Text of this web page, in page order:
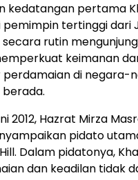
kedatangan pertama
pemimpin tertinggi dari
secara rutin
keimanan
di negara-
2012, Hazrat Mirza
pidato
Dalam pidatonya,
dan keadilan tidak